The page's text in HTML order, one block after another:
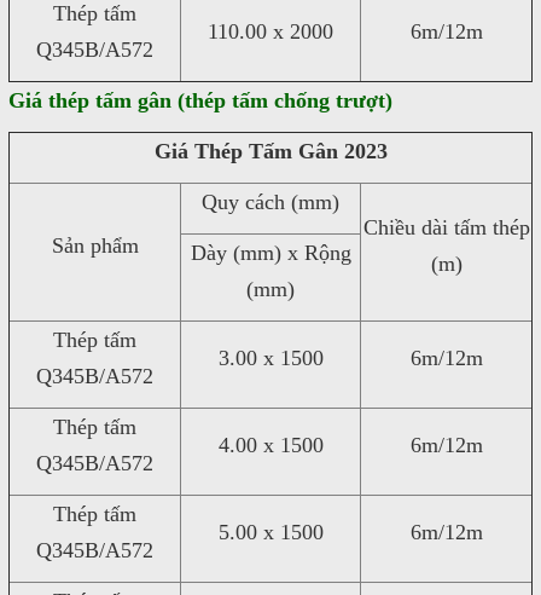
Thép tấm
Q345B/A572
110.00 x 2000 6m/12m
Giá thép tấm gân (thép tấm chống trượt)
Giá Thép Tấm Gân 2023
Sản phẩm
Quy cách (mm)
Chiều dài tấm thép
(m)
Dày (mm) x Rộng
(mm)
Thép tấm
Q345B/A572
3.00 x 1500 6m/12m
Thép tấm
Q345B/A572
4.00 x 1500 6m/12m
Thép tấm
Q345B/A572
5.00 x 1500 6m/12m